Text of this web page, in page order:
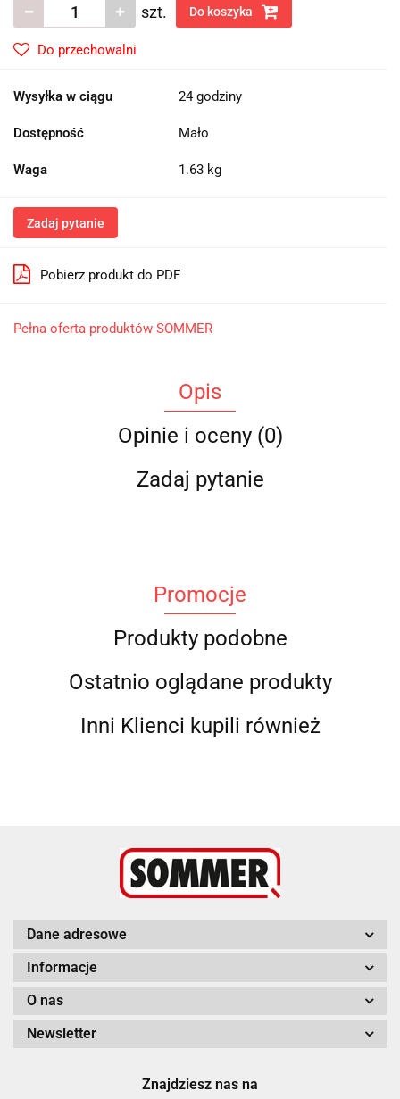
szt. Do koszyka
Do przechowalni
Wysyłka w ciągu 24 godziny
Dostępność Mało
Waga 1.63 kg
Zadaj pytanie
Pobierz produkt do PDF
Pełna oferta produktów SOMMER
Opis
Opinie i oceny (0)
Zadaj pytanie
Promocje
Produkty podobne
Ostatnio oglądane produkty
Inni Klienci kupili również
Dane adresowe
Informacje
O nas
Newsletter
Znajdziesz nas na